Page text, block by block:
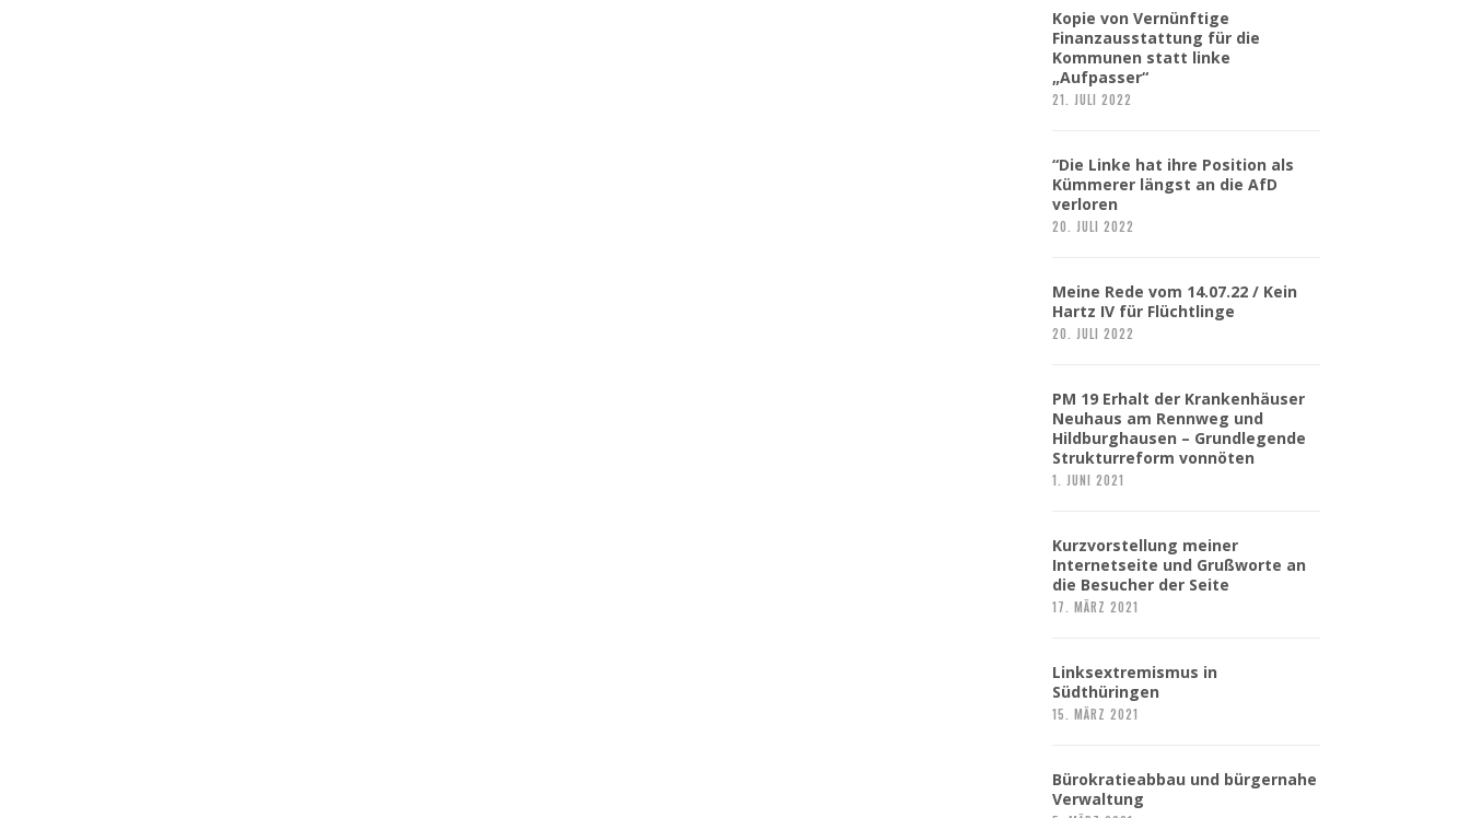
Kopie von Vernünftige
Finanzausstattung für die
Kommunen statt linke
„Aufpasser“
21. JULI 2022
“Die Linke hat ihre Position als
Kümmerer längst an die AfD
verloren
20. JULI 2022
Meine Rede vom 14.07.22 / Kein
Hartz IV für Flüchtlinge
20. JULI 2022
PM 19 Erhalt der Krankenhäuser
Neuhaus am Rennweg und
Hildburghausen – Grundlegende
Strukturreform vonnöten
1. JUNI 2021
Kurzvorstellung meiner
Internetseite und Grußworte an
die Besucher der Seite
17. MÄRZ 2021
Linksextremismus in
Südthüringen
15. MÄRZ 2021
Bürokratieabbau und bürgernahe
Verwaltung